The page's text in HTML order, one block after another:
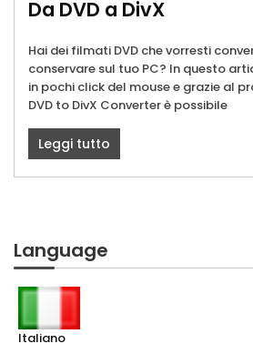
Da DVD a DivX
Hai dei filmati DVD che vorresti
conservare sul tuo PC? In questo
in pochi click del mouse e grazie al
DVD to DivX Converter è possibile
Leggi tutto
Language
Italiano